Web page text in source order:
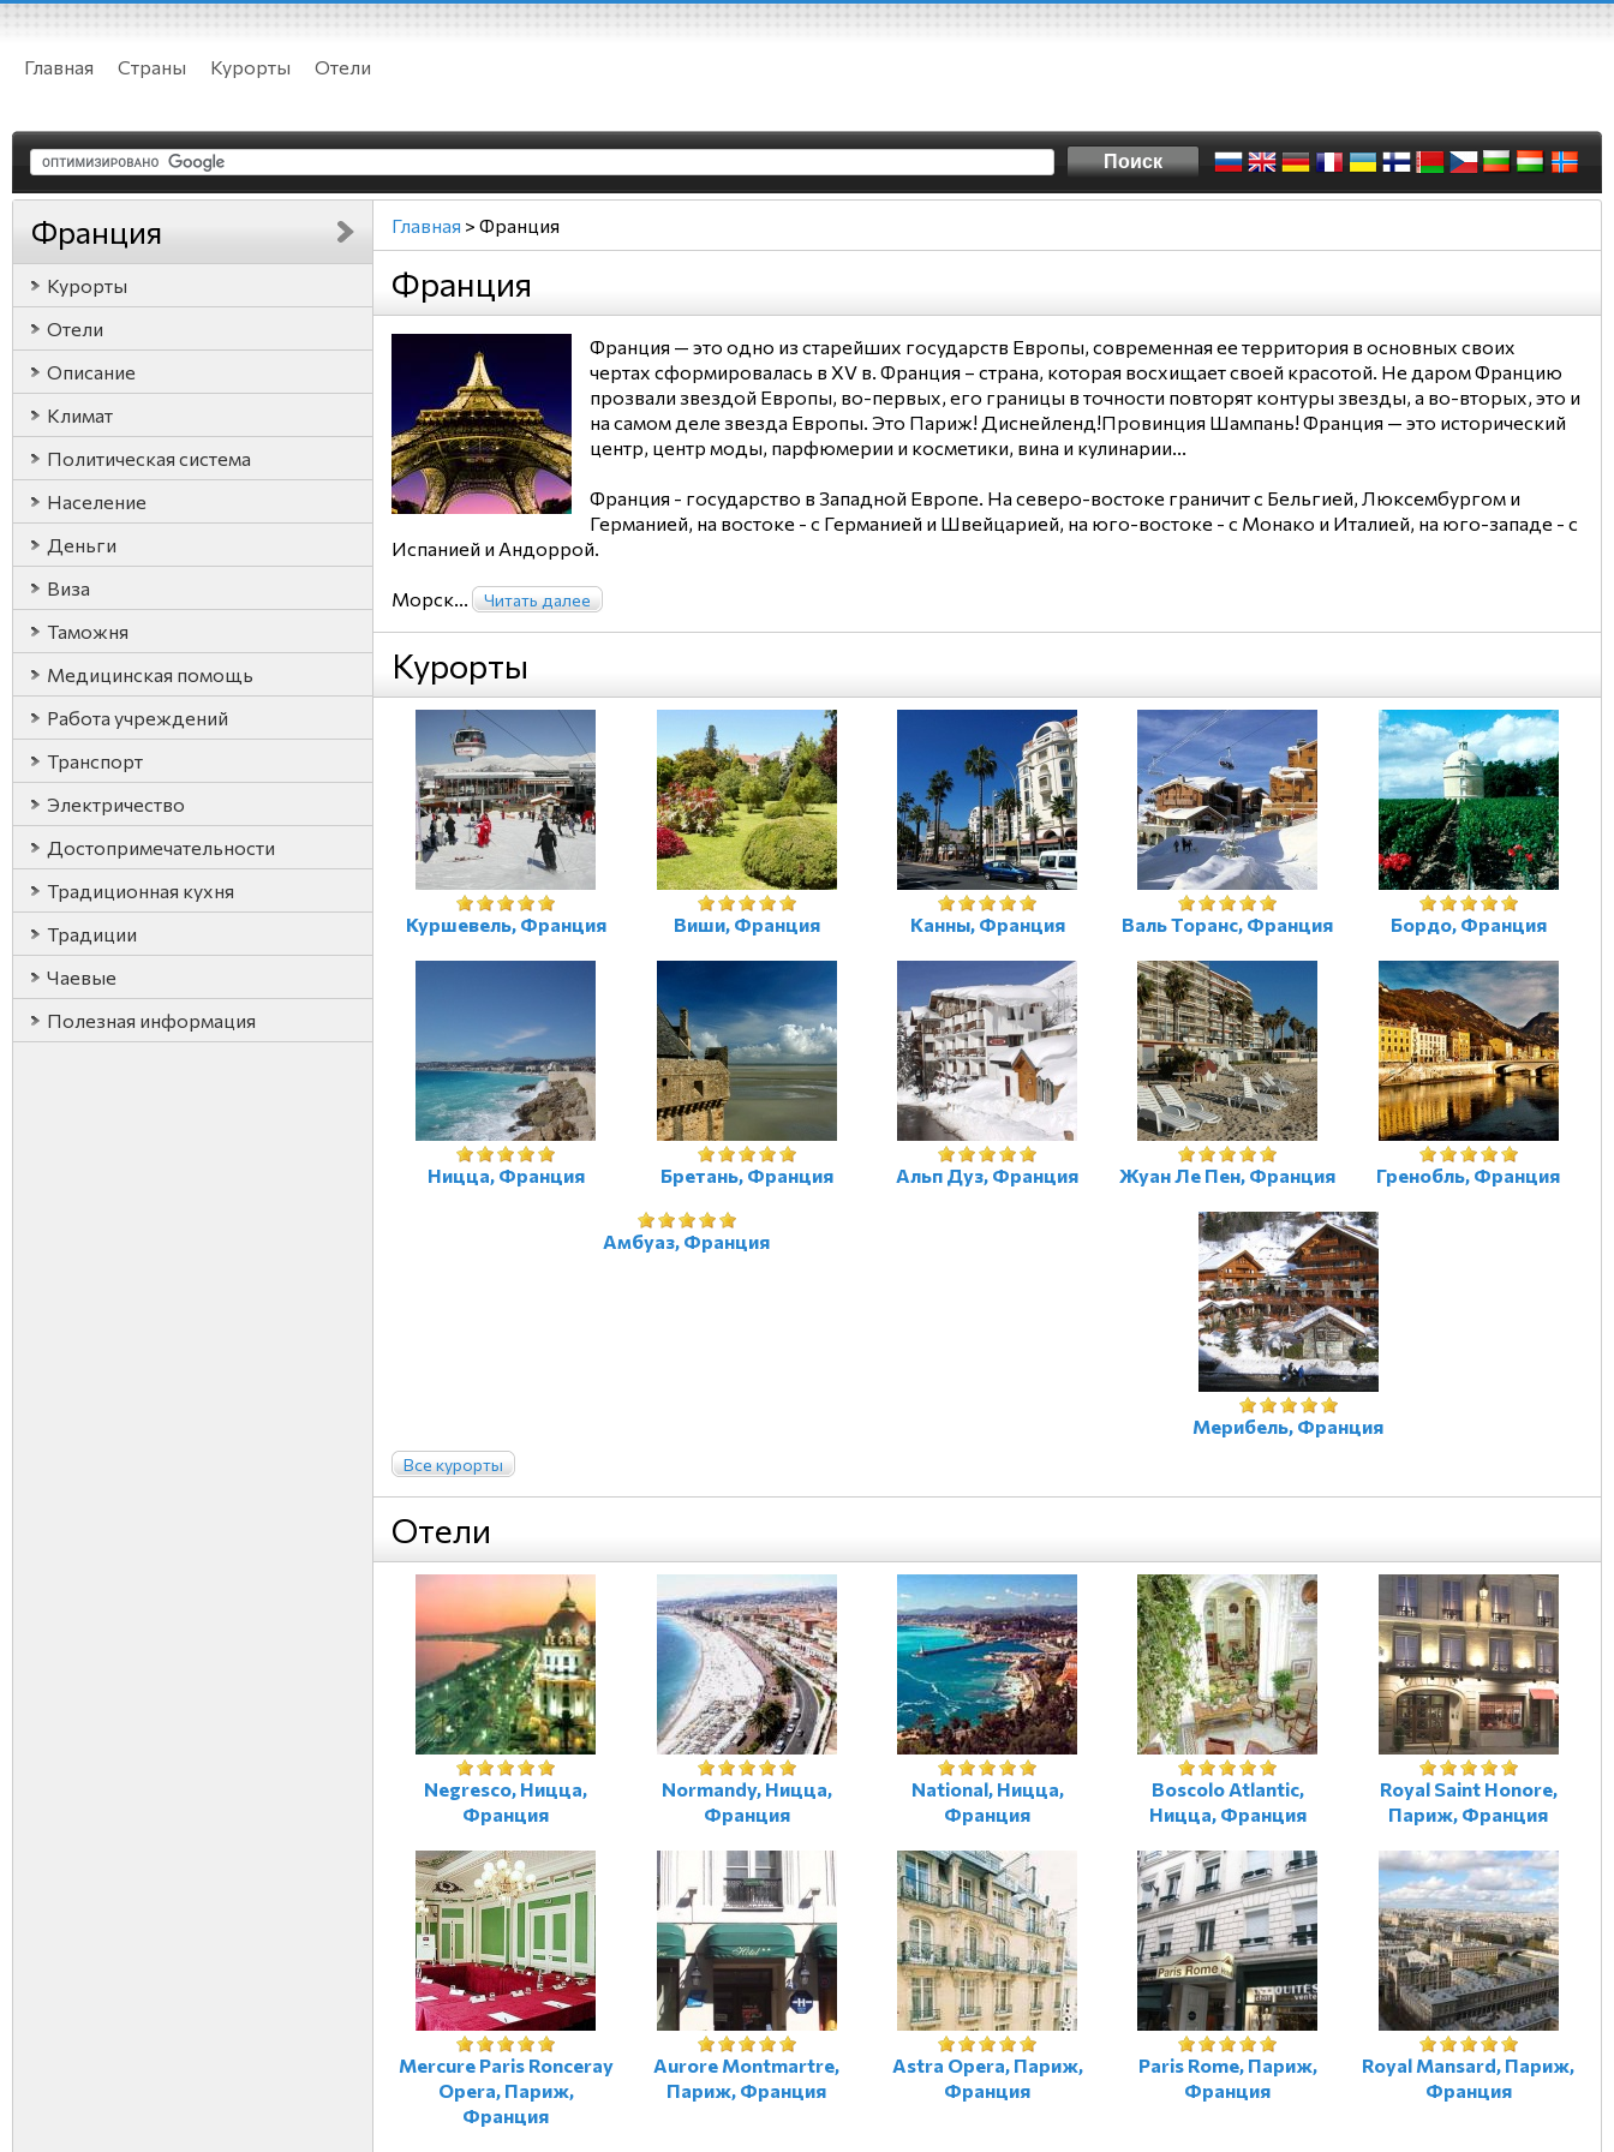
Главная Страны Курорты Отели
Франция
Курорты
Отели
Описание
Климат
Политическая система
Население
Деньги
Виза
Таможня
Медицинская помощь
Работа учреждений
Транспорт
Электричество
Достопримечательности
Традиционная кухня
Традиции
Чаевые
Полезная информация
Главная > Франция
Франция
Франция — это одно из старейших государств Европы, современная ее территория в основных своих
чертах сформировалась в XV в. Франция – страна, которая восхищает своей красотой. Не даром Францию
прозвали звездой Европы, во-первых, его границы в точности повторят контуры звезды, а во-вторых, это и
на самом деле звезда Европы. Это Париж! Диснейленд!Провинция Шампань! Франция — это исторический
центр, центр моды, парфюмерии и косметики, вина и кулинарии...
Франция - государство в Западной Европе. На северо-востоке граничит с Бельгией, Люксембургом и
Германией, на востоке - с Германией и Швейцарией, на юго-востоке - с Монако и Италией, на юго-западе - с
Испанией и Андоррой.
Морск... Читать далее
Курорты
Куршевель, Франция Виши, Франция Канны, Франция Валь Торанс, Франция Бордо, Франция
Ницца, Франция Бретань, Франция Альп Дуз, Франция Жуан Ле Пен, Франция Гренобль, Франция
Амбуаз, Франция
Мерибель, Франция
Все курорты
Отели
Negresco, Ницца,
Франция
Normandy, Ницца,
Франция
National, Ницца,
Франция
Boscolo Atlantic,
Ницца, Франция
Royal Saint Honore,
Париж, Франция
Mercure Paris Ronceray
Opera, Париж,
Франция
Aurore Montmartre,
Париж, Франция
Astra Opera, Париж,
Франция
Paris Rome, Париж,
Франция
Royal Mansard, Париж,
Франция